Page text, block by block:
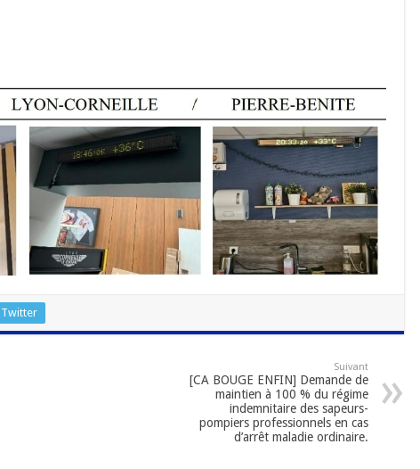
Twitter
Suivant
[CA BOUGE ENFIN] Demande de
maintien à 100 % du régime
indemnitaire des sapeurs-
pompiers professionnels en cas
d’arrêt maladie ordinaire.